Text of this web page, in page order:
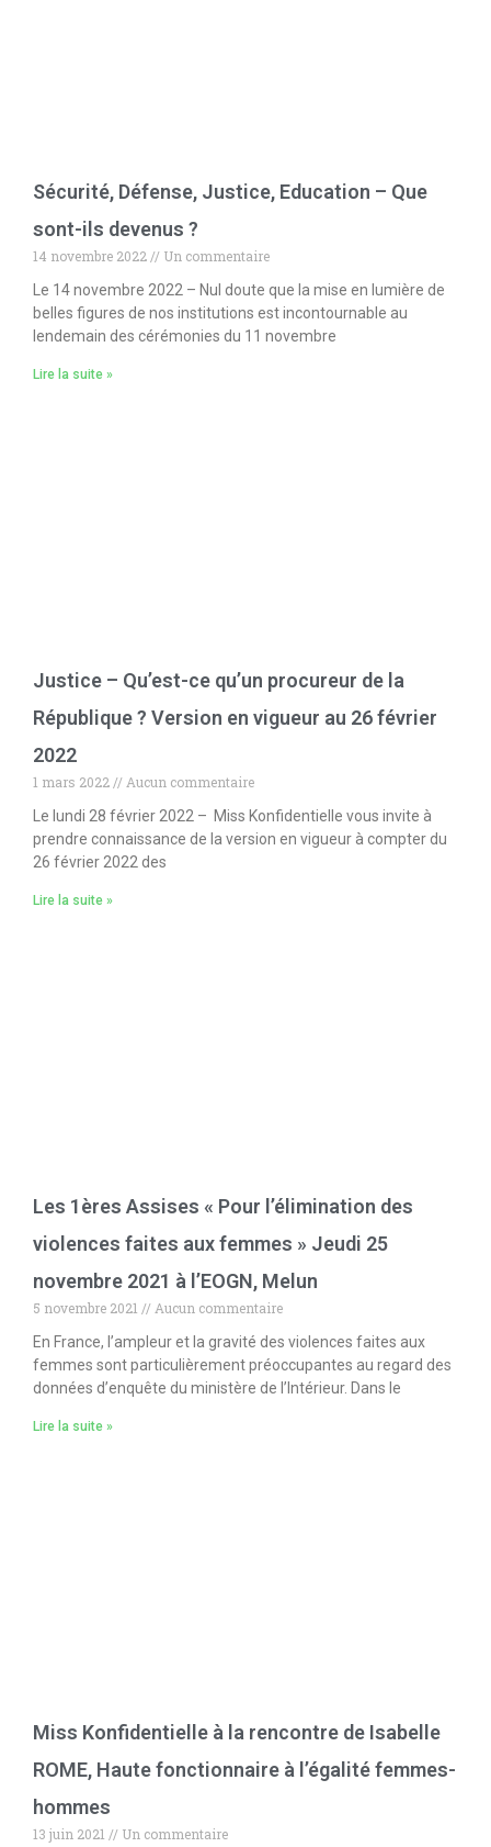
Sécurité, Défense, Justice, Education – Que
sont-ils devenus ?
14 novembre 2022
Un commentaire
Le 14 novembre 2022 – Nul doute que la mise en lumière de
belles figures de nos institutions est incontournable au
lendemain des cérémonies du 11 novembre
Lire la suite »
Justice – Qu’est-ce qu’un procureur de la
République ? Version en vigueur au 26 février
2022
1 mars 2022
Aucun commentaire
Le lundi 28 février 2022 – Miss Konfidentielle vous invite à
prendre connaissance de la version en vigueur à compter du
26 février 2022 des
Lire la suite »
Les 1ères Assises « Pour l’élimination des
violences faites aux femmes » Jeudi 25
novembre 2021 à l’EOGN, Melun
5 novembre 2021
Aucun commentaire
En France, l’ampleur et la gravité des violences faites aux
femmes sont particulièrement préoccupantes au regard des
données d’enquête du ministère de l’Intérieur. Dans le
Lire la suite »
Miss Konfidentielle à la rencontre de Isabelle
ROME, Haute fonctionnaire à l’égalité femmes-
hommes
13 juin 2021
Un commentaire